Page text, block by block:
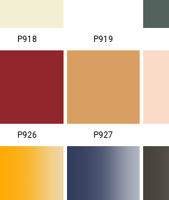
P918 P919
P926 P927